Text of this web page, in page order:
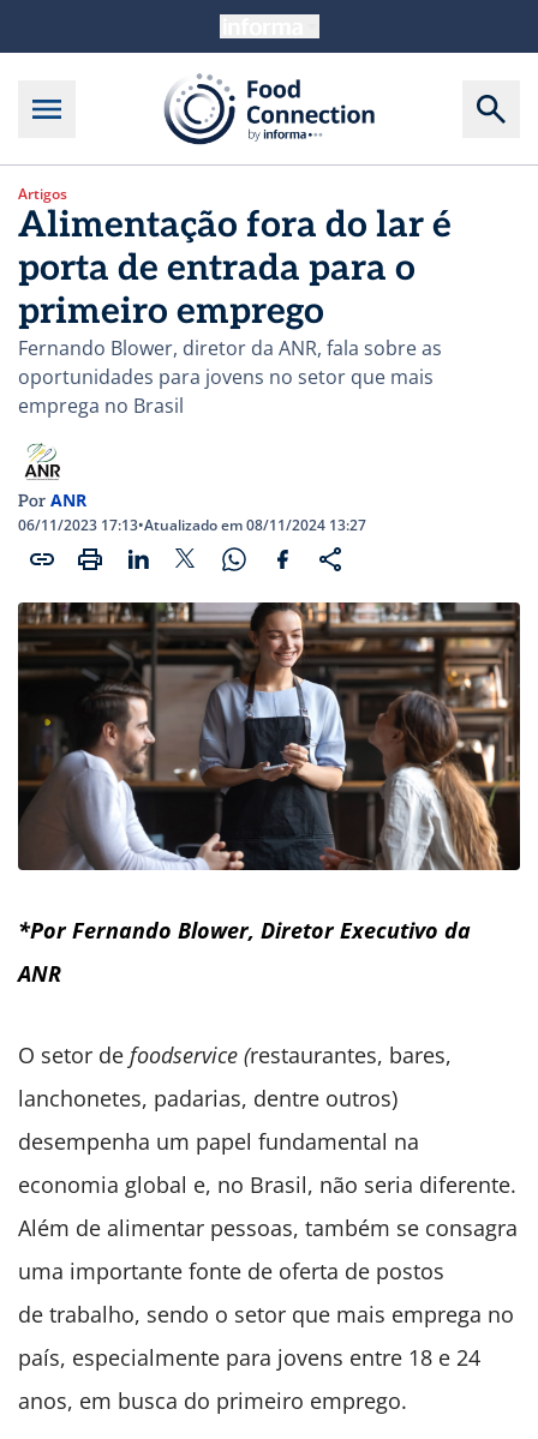
Artigos
Alimentação fora do lar é
porta de entrada para o
primeiro emprego
Fernando Blower, diretor da ANR, fala sobre as
oportunidades para jovens no setor que mais
emprega no Brasil
Por ANR
06/11/2023 17:13•Atualizado em 08/11/2024 13:27
*Por Fernando Blower, Diretor Executivo da
ANR
O setor de foodservice (restaurantes, bares,
lanchonetes, padarias, dentre outros)
desempenha um papel fundamental na
economia global e, no Brasil, não seria diferente.
Além de alimentar pessoas, também se consagra
uma importante fonte de oferta de postos
de trabalho, sendo o setor que mais emprega no
país, especialmente para jovens entre 18 e 24
anos, em busca do primeiro emprego.